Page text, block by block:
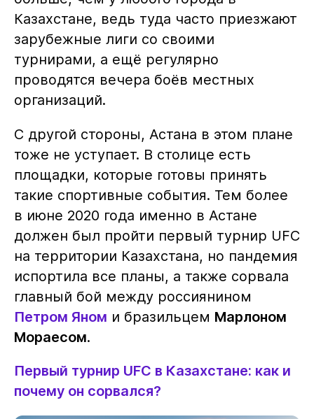
Казахстане, ведь туда часто приезжают
зарубежные лиги со своими
турнирами, а ещё регулярно
проводятся вечера боёв местных
организаций.
С другой стороны, Астана в этом плане
тоже не уступает. В столице есть
площадки, которые готовы принять
такие спортивные события. Тем более
в июне 2020 года именно в Астане
должен был пройти первый турнир UFC
на территории Казахстана, но пандемия
испортила все планы, а также сорвала
главный бой между россиянином
Петром Яном и бразильцем Марлоном
Мораесом.
Первый турнир UFC в Казахстане: как и
почему он сорвался?